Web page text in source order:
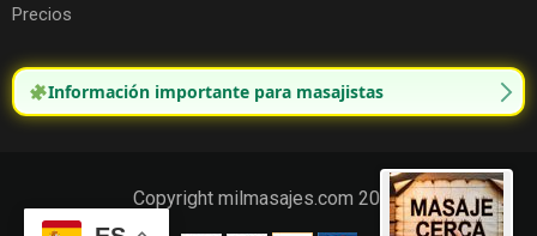
Precios
Información importante para masajistas
Copyright milmasajes.com 2025.